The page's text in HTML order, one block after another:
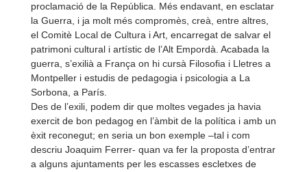
proclamació de la República. Més endavant, en esclatar
la Guerra, i ja molt més compromès, creà, entre altres,
el Comitè Local de Cultura i Art, encarregat de salvar el
patrimoni cultural i artístic de l’Alt Empordà. Acabada la
guerra, s’exilià a França on hi cursà Filosofia i Lletres a
Montpeller i estudis de pedagogia i psicologia a La
Sorbona, a París.
Des de l’exili, podem dir que moltes vegades ja havia
exercit de bon pedagog en l’àmbit de la política i amb un
èxit reconegut; en seria un bon exemple –tal i com
descriu Joaquim Ferrer- quan va fer la proposta d’entrar
a alguns ajuntaments per les escasses escletxes de